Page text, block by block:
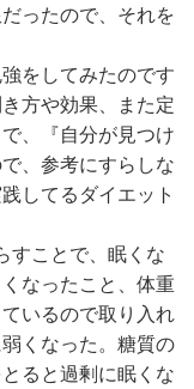
ったので、それを
をしてみたのです
方や効果、また定
、『自分が見つけ
、参考にすらしな
してるダイエット
すことで、眠くな
なったこと、体重
いるので取り入れ
くなった。糖質の
ると過剰に眠くな